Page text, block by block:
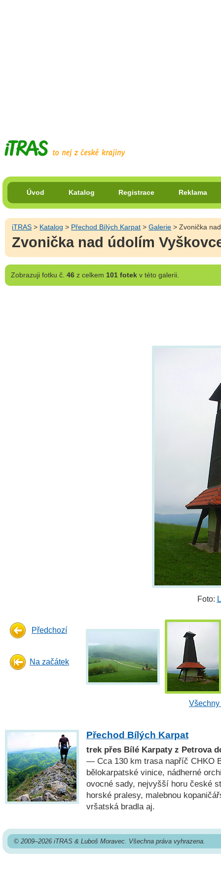
Úvod Katalog Registrace Reklama
iTRAS > Katalog > Přechod Bílých Karpat >Galerie > Zvonička
Zvonička nad údolím
Zobrazujifotku č. 46z celkem 101 fotekv této galerii.
Foto:
Předchozí
Na začátek
Přechod Bílých Karpat
trek přes Bílé Karpaty z Petrova
— Cca 130 km trasa napříč CHKO
bělokarpatské vinice, nádherné
ovocné sady, nejvyšší horu české
horské pralesy, malebnou
vršatská bradla aj.
© 2009–2026 iTRAS & Luboš Moravec. Všechna práva vyhrazena.